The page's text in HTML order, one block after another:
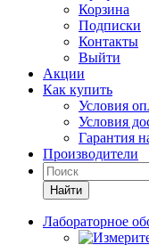
Корзина
Подписки
Контакты
Выйти
Акции
Как купить
Условия
Условия
Гарантия
Производители
Найти
Лабораторное